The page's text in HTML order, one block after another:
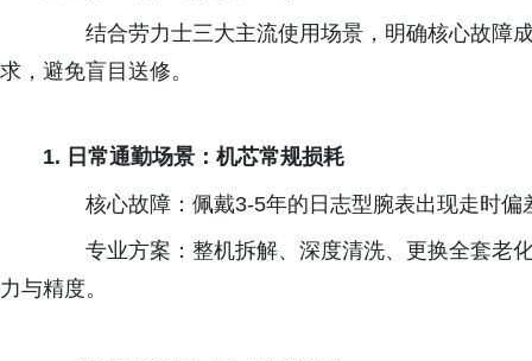
结合劳力士三大主流使用场景，明确核心故障
求，避免盲目送修。
1. 日常通勤场景：机芯常规损耗
核心故障：佩戴3-5年的日志型腕表出现走时
专业方案：整机拆解、深度清洗、更换全套老
力与精度。